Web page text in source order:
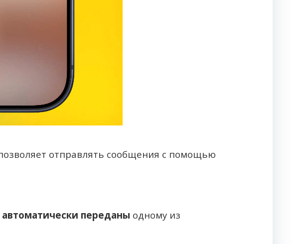
отправлять сообщения с помощью
автоматически переданы одному из